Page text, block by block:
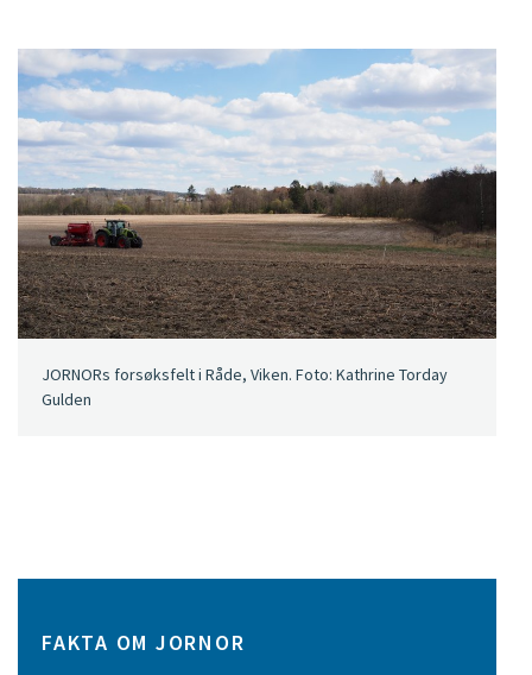
JORNORs forsøksfelt i Råde, Viken. Foto: Kathrine Torday
Gulden
FAKTA OM JORNOR